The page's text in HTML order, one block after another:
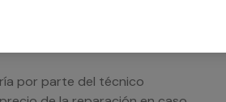
por parte del técnico